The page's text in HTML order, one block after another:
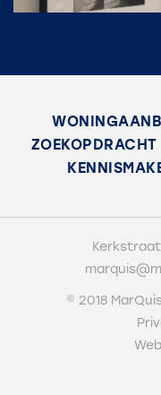
ZOEKOPDRACHT
Kerkstraat
© 2018